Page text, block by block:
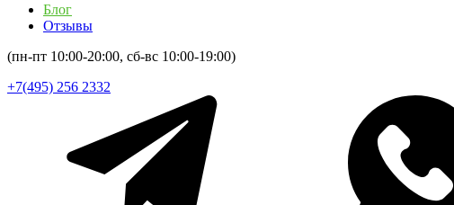
Блог
Отзывы
(пн-пт 10:00-20:00, сб-вс 10:00-19:00)
+7(495) 256 2332